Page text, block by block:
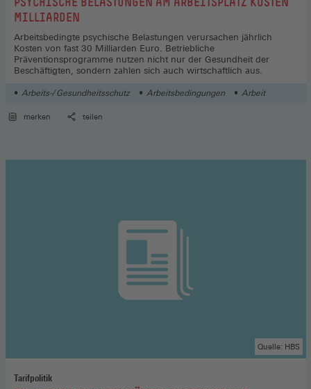
MILLIARDEN
Arbeitsbedingte psychische Belastungen verursachen jährlich
Kosten von fast 30 Milliarden Euro. Betriebliche
Präventionsprogramme nutzen nicht nur der Gesundheit der
Beschäftigten, sondern zahlen sich auch wirtschaftlich aus.
Arbeits-/ Gesundheitsschutz Arbeitsbedingungen Arbeit
merken teilen
Tarifpolitik
Quelle: HBS